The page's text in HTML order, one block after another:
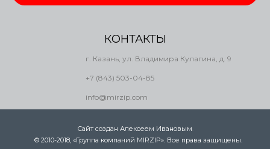
КОНТАКТЫ
г. Казань, ул. Владимира Кулагина, д. 9
+7 (843) 503-04-85
info@mirzip.com
Сайт создан Алексеем Ивановым
© 2010-2018, «Группа компаний MIRZIP». Все права защищены.